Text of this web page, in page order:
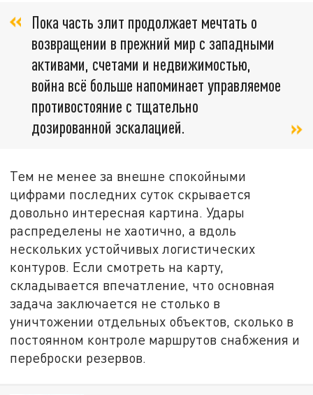
Пока часть элит продолжает мечтать о
возвращении в прежний мир с западными
активами, счетами и недвижимостью,
война всё больше напоминает управляемое
противостояние с тщательно
дозированной эскалацией.
Тем не менее за внешне спокойными
цифрами последних суток скрывается
довольно интересная картина. Удары
распределены не хаотично, а вдоль
нескольких устойчивых логистических
контуров. Если смотреть на карту,
складывается впечатление, что основная
задача заключается не столько в
уничтожении отдельных объектов, сколько в
постоянном контроле маршрутов снабжения и
переброски резервов.